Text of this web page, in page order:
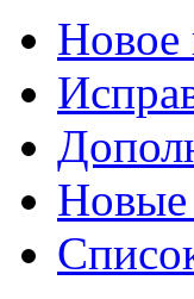
Новое
Новые